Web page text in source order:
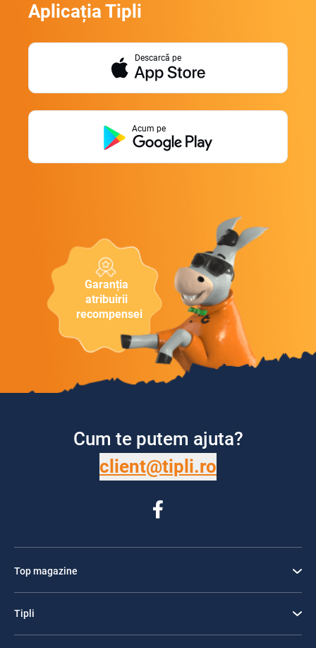
Garanția
atribuirii
recompensei
Aplicația Tipli
Descarcă pe
Acum pe
Cum te putem ajuta?
client@tipli.ro
Top magazine
Tipli